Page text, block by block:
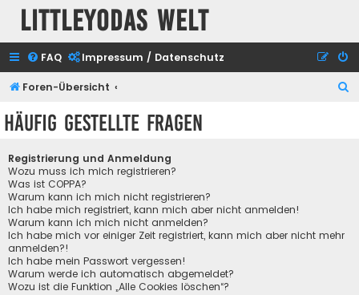
Littleyodas Welt
FAQ Impressum / Datenschutz
Foren-Übersicht
Häufig gestellte Fragen
Registrierung und Anmeldung
Wozu muss ich mich registrieren?
Was ist COPPA?
Warum kann ich mich nicht registrieren?
Ich habe mich registriert, kann mich aber nicht anmelden!
Warum kann ich mich nicht anmelden?
Ich habe mich vor einiger Zeit registriert, kann mich aber nicht mehr
anmelden?!
Ich habe mein Passwort vergessen!
Warum werde ich automatisch abgemeldet?
Wozu ist die Funktion „Alle Cookies löschen“?